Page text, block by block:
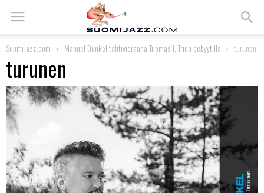
SuomiJazz.com Manuel Dunkel tähtivieraana Tuomas J. Trion debyytillä turunen
turunen